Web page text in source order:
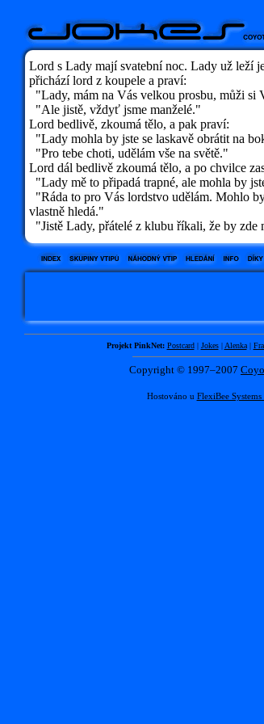
Lord s Lady mají svatební noc. Lady už leží
přichází lord z koupele a praví:
"Lady, mám na Vás velkou prosbu, můži si
"Ale jistě, vždyť jsme manželé."
Lord bedlivě, zkoumá tělo, a pak praví:
"Lady mohla by jste se laskavě obrátit na
"Pro tebe choti, udělám vše na světě."
Lord dál bedlivě zkoumá tělo, a po chvilce
"Lady mě to připadá trapné, ale mohla by
"Ráda to pro Vás lordstvo udělám. Mohlo
vlastně hledá."
"Jistě Lady, přátelé z klubu říkali, že by zde
Projekt PinkNet: Postcard| Jokes| Alenka|
Copyright © 1997–2007
Hostováno u FlexiBee Systems